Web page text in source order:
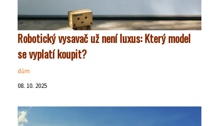
Robotický vysavač už není luxus: Který model
se vyplatí koupit?
dům
08. 10. 2025